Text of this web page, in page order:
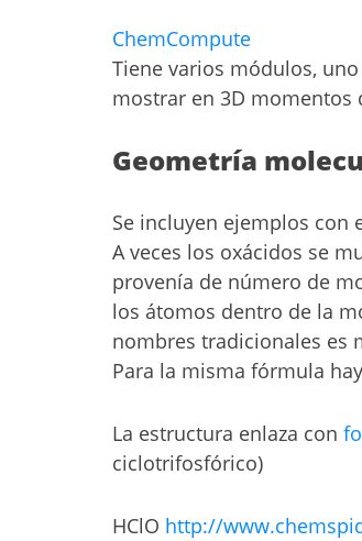
ChemCompute
Tiene varios módulos, uno
mostrar en 3D momentos
Geometría
Se incluyen ejemplos con
A veces los oxácidos se
provenía de número de
los átomos dentro de la
nombres tradicionales es
Para la misma fórmula
La estructura enlaza con
ciclotrifosfórico)
HClO http://